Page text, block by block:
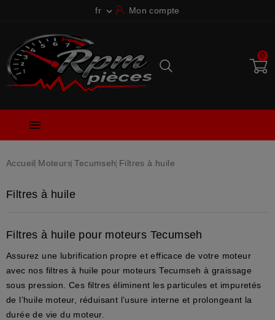
fr  Mon compte
0

Accueil Moteurs Tecumseh Filtres à huile
Filtres à huile
Filtres à huile pour moteurs Tecumseh
Assurez une lubrification propre et efficace de votre moteur
avec nos filtres à huile pour moteurs Tecumseh à graissage
sous pression. Ces filtres éliminent les particules et impuretés
de l’huile moteur, réduisant l’usure interne et prolongeant la
durée de vie du moteur.